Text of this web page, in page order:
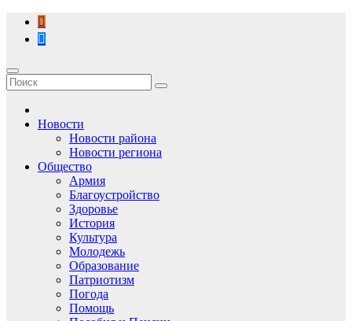
Перейти
содержимому
Новости
Новости района
Новости региона
Общество
Армия
Благоустройство
Здоровье
История
Культура
Молодежь
Образование
Патриотизм
Погода
Помощь